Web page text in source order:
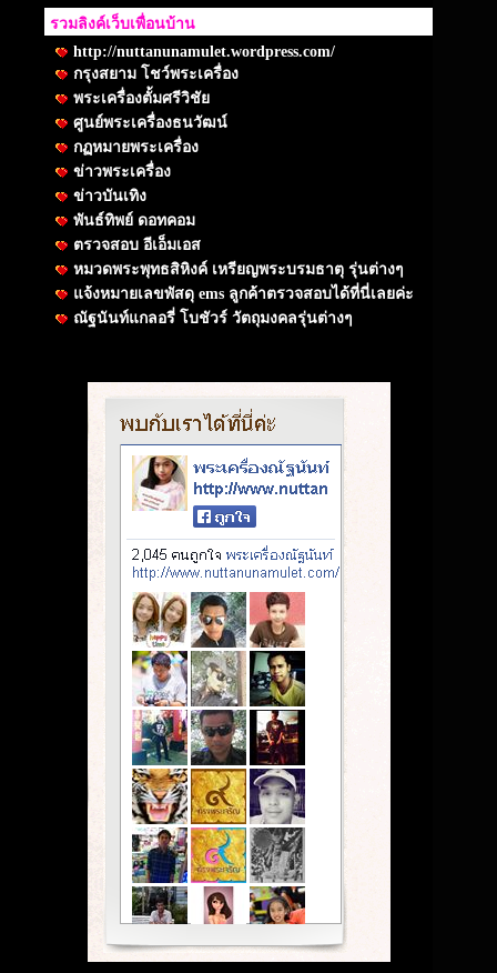
รวมลิงค์เว็บเพื่อนบ้าน
http://nuttanunamulet.wordpress.com/
กรุงสยาม โชว์พระเครื่อง
พระเครื่องตั้มศรีวิชัย
ศูนย์พระเครื่องธนวัฒน์
กฏหมายพระเครื่อง
ข่าวพระเครื่อง
ข่าวบันเทิง
พันธ์ทิพย์ ดอทคอม
ตรวจสอบ อีเอ็มเอส
หมวดพระพุทธสิหิงค์ เหรียญพระบรมธาตุ รุ่นต่างๆ
แจ้งหมายเลขพัสดุ ems ลูกค้าตรวจสอบได้ที่นี่เลยค่ะ
ณัฐนันท์แกลอรี่ โบชัวร์ วัตถุมงคลรุ่นต่างๆ